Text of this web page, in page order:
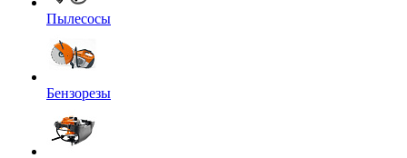
Пылесосы
Бензорезы